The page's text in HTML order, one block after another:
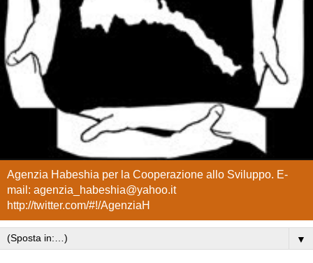
Agenzia Habeshia per la Cooperazione allo Sviluppo. E-
mail: agenzia_habeshia@yahoo.it
http://twitter.com/#!/AgenziaH
▼